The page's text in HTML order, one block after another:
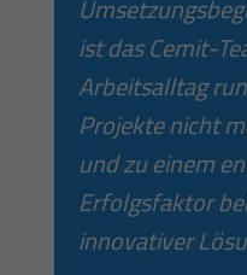
ist das Cemit-
Arbeitsalltag
Projekte nicht
und zu einem
Erfolgsfaktor
innovativer